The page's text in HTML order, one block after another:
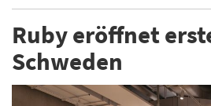
Ruby eröffnet
Schweden